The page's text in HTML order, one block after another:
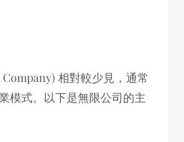
相對較少見，通常
模式。以下是無限公司的主